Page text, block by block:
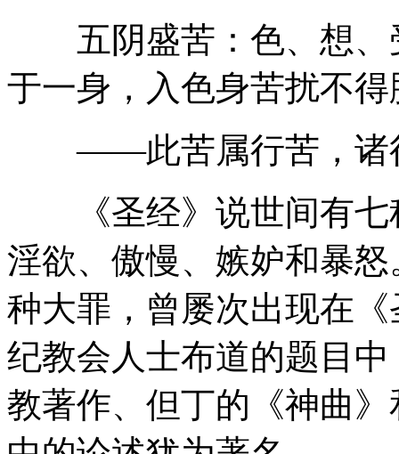
五阴盛苦：色、想、
于一身，入色身苦扰不
——此苦属行苦，诸行
《圣经》说世间有七
淫欲、傲慢、嫉妒和暴
种大罪，曾屡次出现在
纪教会人士布道的题目
教著作、但丁的《神曲